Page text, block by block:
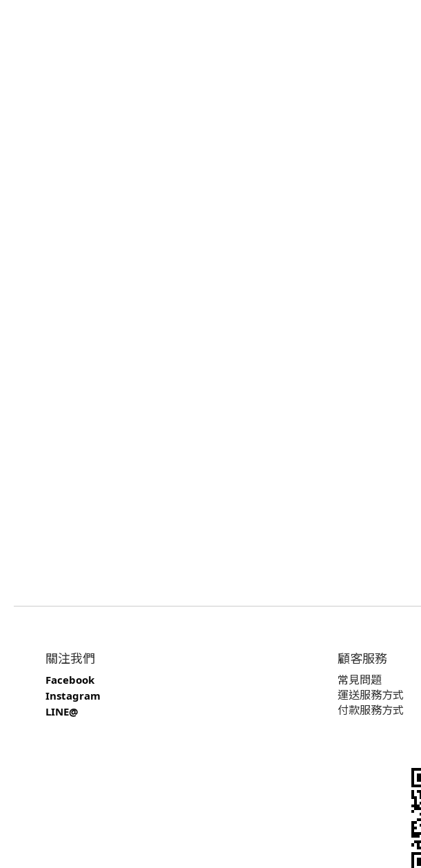
關注我們
Facebook
Instagram
LINE@
顧客服務
常見問題
運送服務方式
付款服務方式